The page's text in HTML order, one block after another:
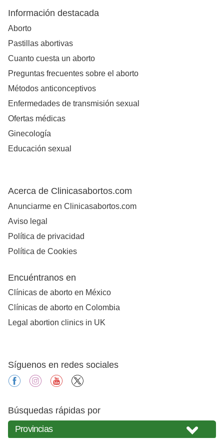
Información destacada
Aborto
Pastillas abortivas
Cuanto cuesta un aborto
Preguntas frecuentes sobre el aborto
Métodos anticonceptivos
Enfermedades de transmisión sexual
Ofertas médicas
Ginecología
Educación sexual
Acerca de Clinicasabortos.com
Anunciarme en Clinicasabortos.com
Aviso legal
Política de privacidad
Política de Cookies
Encuéntranos en
Clínicas de aborto en México
Clínicas de aborto en Colombia
Legal abortion clinics in UK
Síguenos en redes sociales
facebookinstagramyoutube
Búsquedas rápidas por